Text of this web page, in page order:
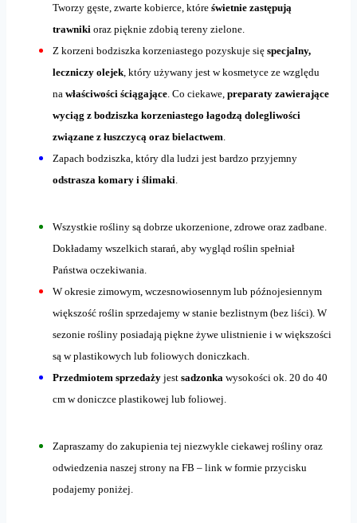
Tworzy gęste, zwarte kobierce, które świetnie zastępują
trawniki oraz pięknie zdobią tereny zielone.
Z korzeni bodziszka korzeniastego pozyskuje się specjalny,
leczniczy olejek , który używany jest w kosmetyce ze względu
na właściwości ściągające . Co ciekawe, preparaty zawierające
wyciąg z bodziszka korzeniastego łagodzą dolegliwości
związane z łuszczycą oraz bielactwem
Zapach bodziszka, który dla ludzi jest bardzo przyjemny
odstrasza komary i ślimaki
Wszystkie rośliny są dobrze ukorzenione, zdrowe oraz zadbane.
Dokładamy wszelkich starań, aby wygląd roślin spełniał
Państwa oczekiwania.
W okresie zimowym, wczesnowiosennym lub późnojesiennym
większość roślin sprzedajemy w stanie bezlistnym (bez liści). W
sezonie rośliny posiadają piękne żywe ulistnienie i w większości
są w plastikowych lub foliowych doniczkach.
Przedmiotem sprzedaży jest sadzonka wysokości ok. 20 do 40
cm w doniczce plastikowej lub foliowej.
Zapraszamy do zakupienia tej niezwykle ciekawej rośliny oraz
odwiedzenia naszej strony na FB – link w formie przycisku
podajemy poniżej.